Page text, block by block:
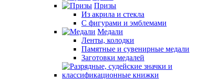
Призы
Из акрила и стекла
С фигурами и эмблемами
Медали
Ленты, колодки
Памятные и сувенирные медали
Заготовки медалей